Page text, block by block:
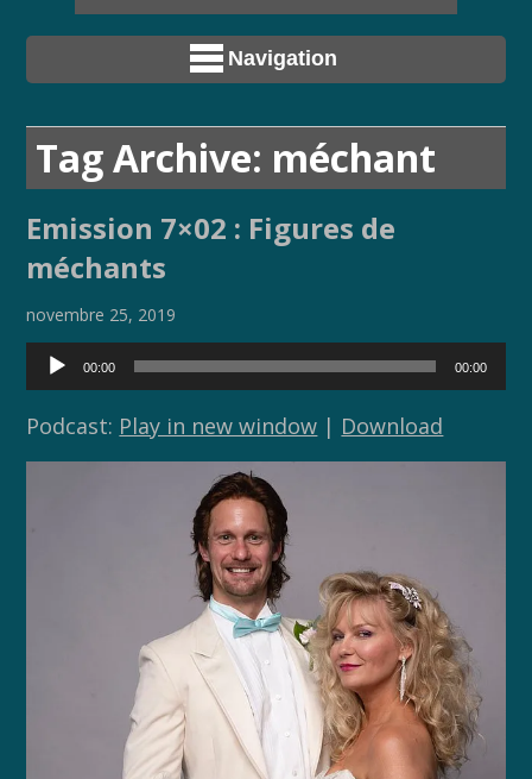
Navigation
Tag Archive: méchant
Emission 7×02 : Figures de
méchants
novembre 25, 2019
Lecteur
audio
00:00 00:00
Podcast: Play in new window | Download